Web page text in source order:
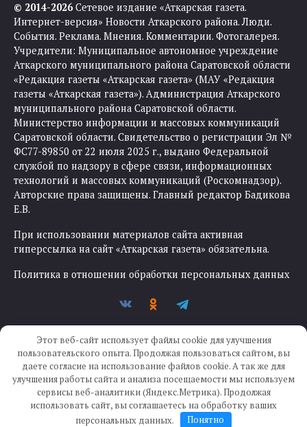
© 2014-2026Сетевое издание «Аткарская газета.
Интернет-версия» Новости Аткарского района. Люди.
События. Реклама. Мнения. Комментарии. Фотогалерея.
Учредители: Муниципальное автономное учреждение
Аткарского муниципального района Саратовской области
«Редакция газеты «Аткарская газета» (МАУ «Редакция
газеты «Аткарская газета»). Администрация Аткарского
муниципального района Саратовской области.
Министерство информации и массовых коммуникаций
Саратовской области. Свидетельство о регистрации Эл №
ФС77-89850 от 22 июля 2025 г., выдано Федеральной
службой по надзору в сфере связи, информационных
технологий и массовых коммуникаций (Роскомнадзор).
Авторские права защищены. Главный редактор Бадикова
Е.В.
При использовании материалов сайта активная
гиперссылка на сайт «Аткарская газета» обязательна.
Политика в отношении обработки персональных данных
Создание сайта —IKWEB
Этот веб-сайт использует файлы cookie для улучшения
пользовательского опыта. Продолжая пользоваться сайтом, вы
даете согласие на использование файлов cookie. А так же для
улучшения работы сайта и анализа посещаемости мы используем
сервисы веб-аналитики (Яндекс.Метрика). Продолжая
использовать сайт, вы соглашаетесь на обработку ваших
персональных данных.
Понятно